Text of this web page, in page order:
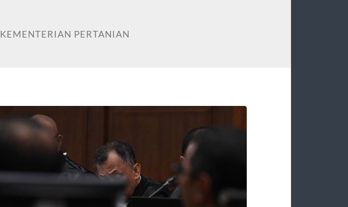
KEMENTERIAN PERTANIAN